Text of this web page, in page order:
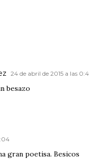
24 de abril de 2015 a las
besazo
gran poetisa. Besicos